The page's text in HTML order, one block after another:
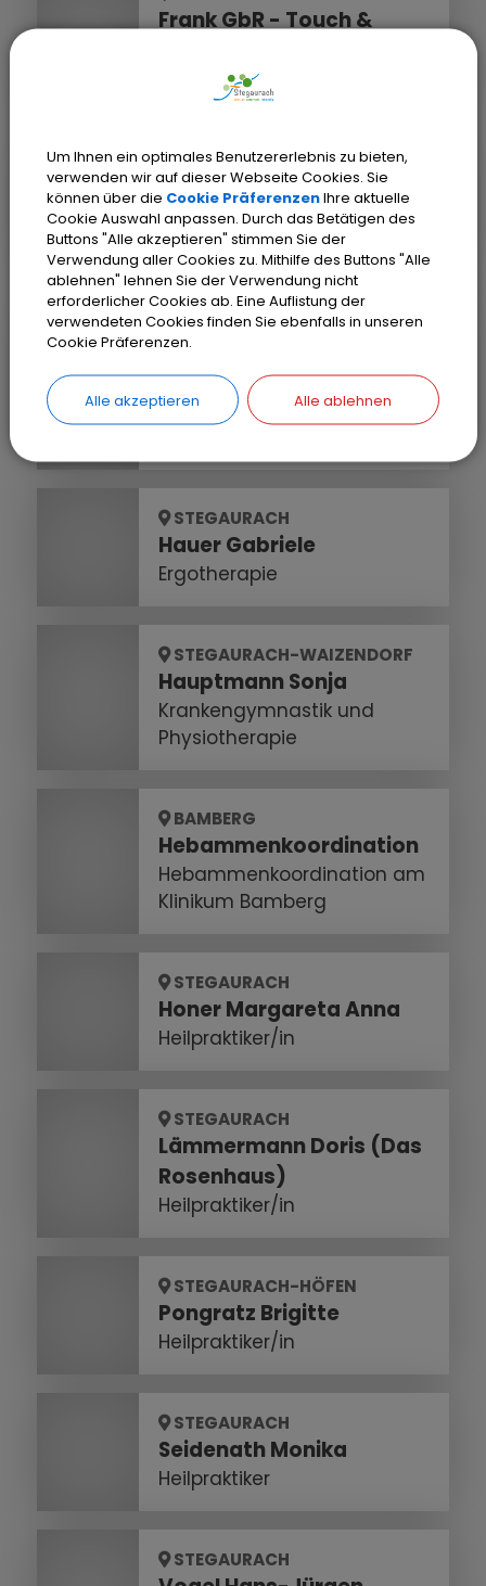
Frank GbR - Touch &
Massagen & Prävention
STEGAURACH
Gerbig (Therapie am Eck)
Krankengymnastik und
Physiotherapie
STEGAURACH-DEBRING
Grunwald-Fischer
Alexandra
Krankengymnastik und
STEGAURACH
Hauer Gabriele
Ergotherapie
STEGAURACH-WAIZENDORF
Hauptmann Sonja
Krankengymnastik und
Physiotherapie
BAMBERG
Hebammenkoordination
Hebammenkoordination am
Klinikum Bamberg
STEGAURACH
Honer Margareta Anna
Heilpraktiker/in
STEGAURACH
Lämmermann Doris (Das
Rosenhaus)
Heilpraktiker/in
STEGAURACH-HÖFEN
Pongratz Brigitte
Heilpraktiker/in
STEGAURACH
Seidenath Monika
Heilpraktiker
STEGAURACH
Um Ihnen ein optimales Benutzererlebnis zu bieten,
verwenden wir auf dieser Webseite Cookies. Sie
können über die Cookie PräferenzenIhre aktuelle
Cookie Auswahl anpassen. Durch das Betätigen des
Buttons "Alle akzeptieren" stimmen Sie der
Verwendung aller Cookies zu. Mithilfe des Buttons "Alle
ablehnen" lehnen Sie der Verwendung nicht
erforderlicher Cookies ab. Eine Auflistung der
verwendeten Cookies finden Sie ebenfalls in unseren
Cookie Präferenzen.
Alle akzeptieren Alle ablehnen